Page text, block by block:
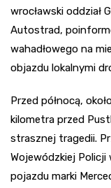
wrocławski oddział
Autostrad,
wahadłowego na
objazdu lokalnymi
Przed północą,
kilometra przed
strasznej tragedii.
Wojewódzkiej Policji
pojazdu marki